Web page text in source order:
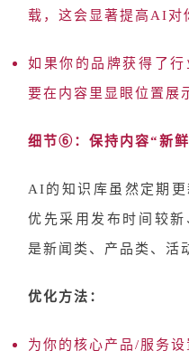
载，这会显著提高AI对
如果你的品牌获得了
要在内容里显眼位置展
细节⑥：保持内容“新
AI的知识库虽然定期
优先采用发布时间较
是新闻类、产品类、活
优化方法：
为你的核心产品/服务设